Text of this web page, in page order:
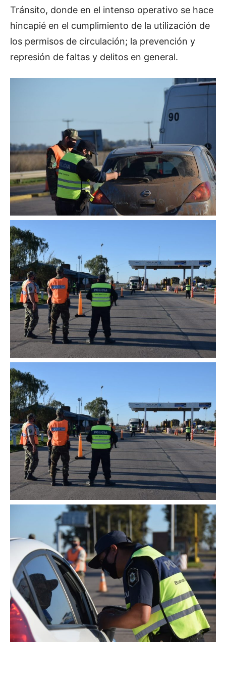
Tránsito, donde en el intenso operativo se hace
hincapié en el cumplimiento de la utilización de
los permisos de circulación; la prevención y
represión de faltas y delitos en general.